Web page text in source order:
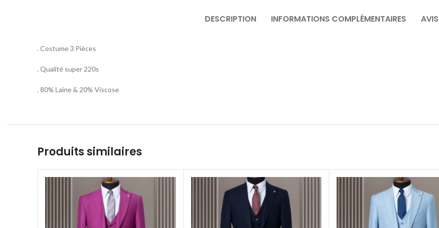
DESCRIPTION INFORMATIONS COMPLÉMENTAIRES
. Costume 3 Pièces
. Qualité super 220s
. 80% Laine & 20% Viscose
Produits similaires